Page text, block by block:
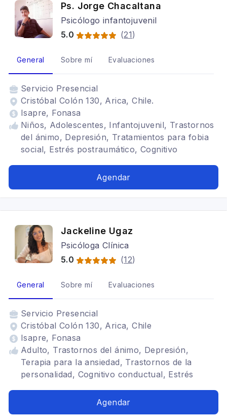
Ps. Jorge Chacaltana
Psicólogo infantojuvenil
5.0
(21)
General Sobre mí Evaluaciones
Servicio Presencial
Cristóbal Colón 130, Arica, Chile.
Isapre, Fonasa
Niños, Adolescentes, Infantojuvenil, Trastornos
del ánimo, Depresión, Tratamientos para fobia
social, Estrés postraumático, Cognitivo
Agendar
Jackeline Ugaz
Psicóloga Clínica
5.0
(12)
General Sobre mí Evaluaciones
Servicio Presencial
Cristóbal Colón 130, Arica, Chile
Isapre, Fonasa
Adulto, Trastornos del ánimo, Depresión,
Terapia para la ansiedad, Trastornos de la
personalidad, Cognitivo conductual, Estrés
Agendar